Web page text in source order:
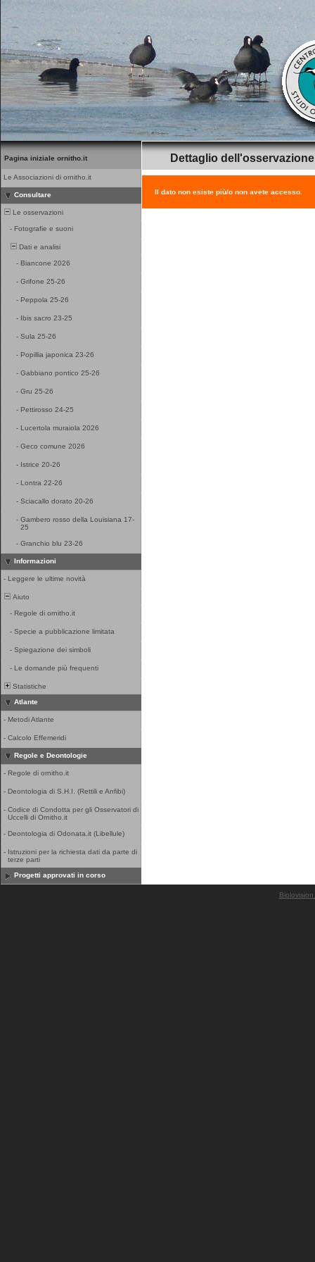
Pagina iniziale ornitho.it
Le Associazioni di ornitho.it
Consultare
Le osservazioni
- Fotografie e suoni
Dati e analisi
- Biancone 2026
- Grifone 25-26
- Peppola 25-26
- Ibis sacro 23-25
- Sula 25-26
- Popillia japonica 23-26
- Gabbiano pontico 25-26
- Gru 25-26
- Pettirosso 24-25
- Lucertola muraiola 2026
- Geco comune 2026
- Istrice 20-26
- Lontra 22-26
- Sciacallo dorato 20-26
- Gambero rosso della Louisiana 17-
25
- Granchio blu 23-26
Informazioni
- Leggere le ultime novità
Aiuto
- Regole di ornitho.it
- Specie a pubblicazione limitata
- Spiegazione dei simboli
- Le domande più frequenti
Statistiche
Atlante
- Metodi Atlante
- Calcolo Effemeridi
Regole e Deontologie
- Regole di ornitho.it
- Deontologia di S.H.I. (Rettili e Anfibi)
- Codice di Condotta per gli Osservatori di
Uccelli di Ornitho.it
- Deontologia di Odonata.it (Libellule)
- Istruzioni per la richiesta dati da parte di
terze parti
Progetti approvati in corso
Dettaglio dell'osservazione
Il dato non esiste più/o non avete accesso.
Biolovision